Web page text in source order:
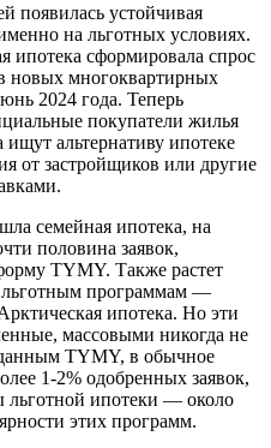
появилась устойчивая
на льготных условиях.
сформировала спрос
новых многоквартирных
2024 года. Теперь
покупатели жилья
альтернативу ипотеке
от застройщиков или другие
семейная ипотека, на
половина заявок,
TYMY. Также растет
льготным программам —
ипотека. Но эти
массовыми никогда не
TYMY, в обычное
1-2% одобренных заявок,
льготной ипотеки — около
этих программ.